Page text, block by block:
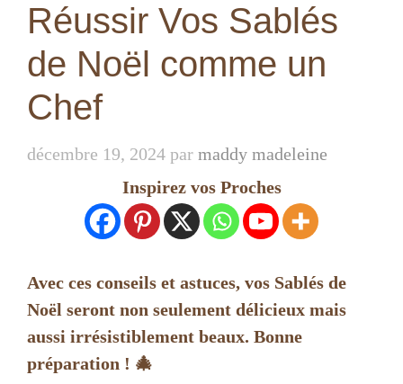
Réussir Vos Sablés
de Noël comme un
Chef
décembre 19, 2024 par maddy madeleine
Inspirez vos Proches
Avec ces conseils et astuces, vos Sablés de
Noël seront non seulement délicieux mais
aussi irrésistiblement beaux. Bonne
préparation ! 🎄